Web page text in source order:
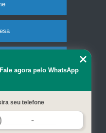
agora pelo WhatsApp
seu telefone